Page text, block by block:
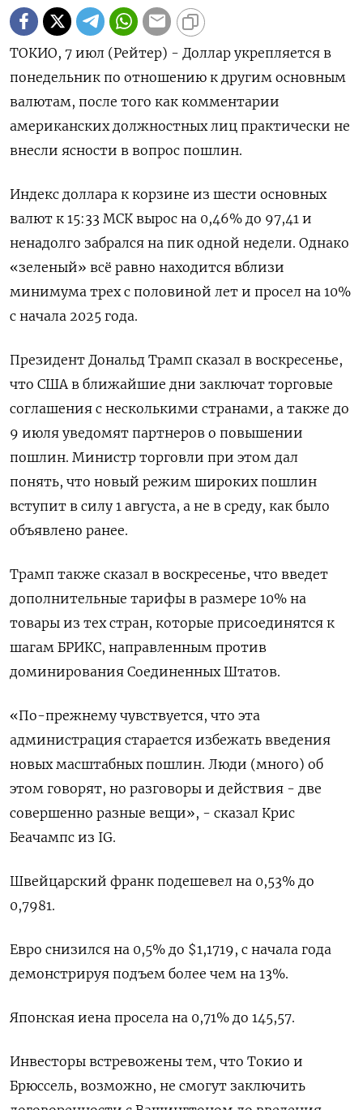
ТОКИО, 7 июл (Рейтер) - Доллар укрепляется в
понедельник по отношению к другим основным
валютам, после того как комментарии
американских должностных лиц практически не
внесли ясности в вопрос пошлин.
Индекс доллара к корзине из шести основных
валют к 15:33 МСК вырос на 0,46% до 97,41​ и
ненадолго забрался на пик одной недели. Однако
«зеленый» всё равно находится вблизи
минимума трех с половиной лет и просел на 10%
с начала 2025 года.
Президент Дональд Трамп сказал в воскресенье,
что США в ближайшие дни заключат торговые
соглашения с несколькими странами, а также до
9 июля уведомят партнеров о повышении
пошлин. Министр торговли при этом дал
понять, что новый режим широких пошлин
вступит в силу 1 августа, а не в среду, как было
объявлено ранее.
Трамп также сказал в воскресенье, что введет
дополнительные тарифы в размере 10% на
товары из тех стран, которые присоединятся к
шагам БРИКС, направленным против
доминирования Соединенных Штатов.
«По-прежнему чувствуется, что эта
администрация старается избежать введения
новых масштабных пошлин. Люди (много) об
этом говорят, но разговоры и действия - две
совершенно разные вещи», - сказал Крис
Беачампс из IG.
Швейцарский франк подешевел на 0,53% до
0,7981​.
Евро снизился на 0,5% до $1,1719​, с начала года
демонстрируя подъем более чем на 13%.
Японская иена просела на 0,71%​ до 145,57.
Инвесторы встревожены тем, что Токио и
Брюссель, возможно, не смогут заключить